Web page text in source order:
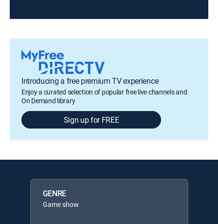
Introducing a free premium TV experience
Enjoy a curated selection of popular free live channels and
On Demand library
Sign up for FREE
GENRE
Game show